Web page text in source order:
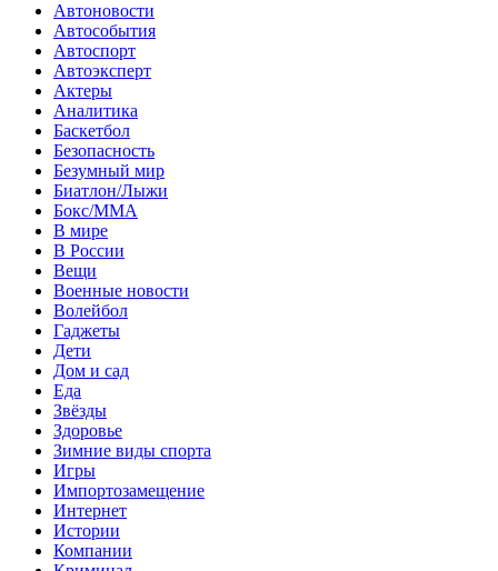
Автоновости
Автособытия
Автоспорт
Автоэксперт
Актеры
Аналитика
Баскетбол
Безопасность
Безумный мир
Биатлон/Лыжи
Бокс/MMA
В мире
В России
Вещи
Военные новости
Волейбол
Гаджеты
Дети
Дом и сад
Еда
Звёзды
Здоровье
Зимние виды спорта
Игры
Импортозамещение
Интернет
Истории
Компании